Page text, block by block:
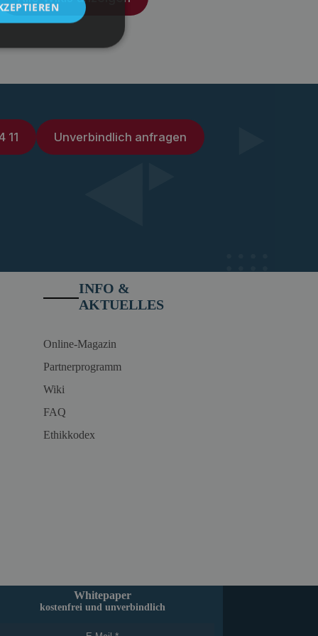
11 Unverbindlich anfragen
INFO &
AKTUELLES
Online-Magazin
Partnerprogramm
Wiki
FAQ
Ethikkodex
Whitepaper
kostenfrei und unverbindlich